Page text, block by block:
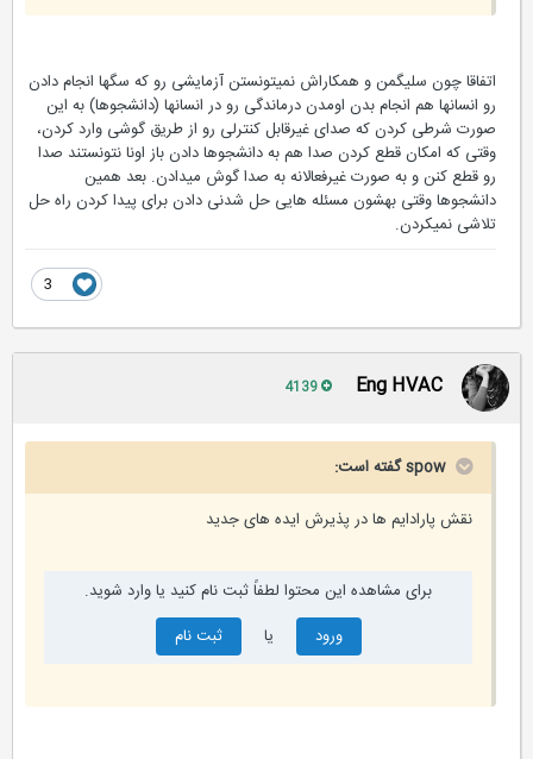
اتفاقا چون سلیگمن و همکاراش نمیتونستن آزمایشی رو که سگها انجام دادن
رو انسانها هم انجام بدن اومدن درماندگی رو در انسانها (دانشجوها) به این
صورت شرطی کردن که صدای غیرقابل کنترلی رو از طریق گوشی وارد کردن،
وقتی که امکان قطع کردن صدا هم به دانشجوها دادن باز اونا نتونستند صدا
رو قطع کنن و به صورت غیرفعالانه به صدا گوش میدادن. بعد همین
دانشجوها وقتی بهشون مسئله هایی حل شدنی دادن برای پیدا کردن راه حل
تلاشی نمیکردن.
Eng HVAC
spow گفته است:
ﻧﻘﺶ ﭘﺎراداﻳﻢ ها در ﭘﺬﻳﺮش اﻳﺪﻩ های ﺟﺪﻳﺪ
برای مشاهده این محتوا لطفاً ثبت نام کنید یا وارد شوید.
ورود
ثبت نام